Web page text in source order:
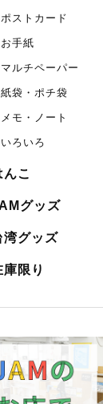
ポストカード
お手紙
マルチペーパー
紙袋・ポチ袋
メモ・ノート
いろいろ
んこ
グッズ
湾グッズ
庫限り